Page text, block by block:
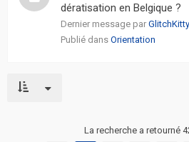
dératisation en Belgique ?
Dernier message par GlitchKitty
Publié dans Orientation
La recherche a retourné